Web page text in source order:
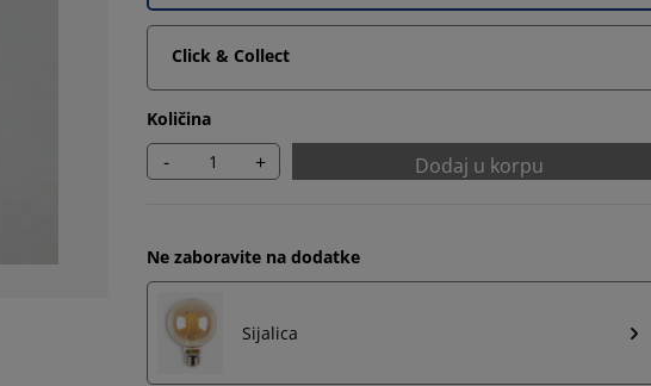
Click & Collect
Količina
- + Dodaj u korpu
Ne zaboravite na dodatke
Sijalica